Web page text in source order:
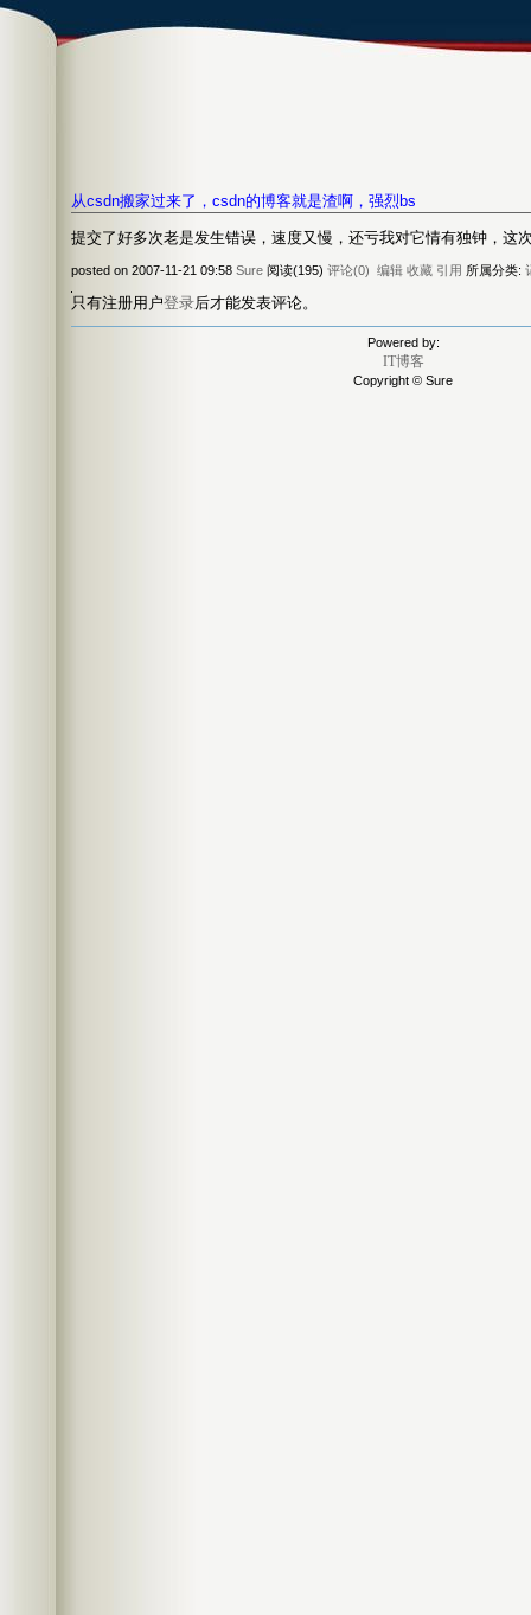
http://blog.csdn.net/loveclover
从csdn搬家过来了，csdn的博客就是渣啊，强烈bs
提交了好多次老是发生错误，速度又慢，还亏我对它情有独钟，这
posted on 2007-11-21 09:58 Sure 阅读(195) 评论(0) 编辑 收藏 引用 所属分类:
只有注册用户登录后才能发表评论。
Powered by:
IT博客
Copyright © Sure